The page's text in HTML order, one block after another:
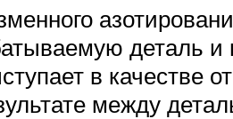
деталь
в качестве
между